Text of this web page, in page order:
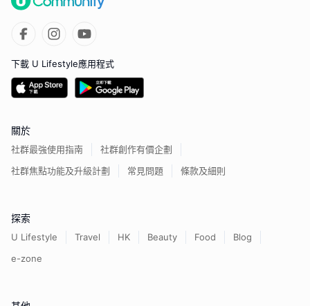
下載 U Lifestyle應用程式
關於
社群最強使用指南
社群創作有價企劃
社群焦點功能及升級計劃
常見問題 條款及細則
探索
U Lifestyle Travel HK Beauty Food
Blog
e-zone